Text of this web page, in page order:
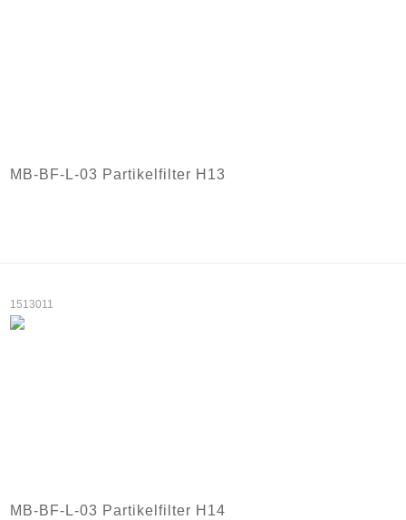
MB-BF-L-03 Partikelfilter H13
1513011
MB-BF-L-03 Partikelfilter H14